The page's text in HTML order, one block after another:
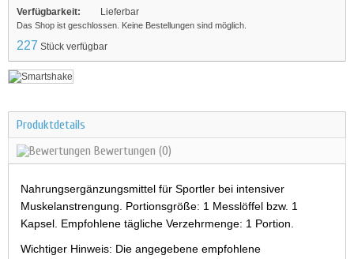
Verfügbarkeit: Lieferbar
Das Shop ist geschlossen. Keine Bestellungen sind möglich.
227 Stück verfügbar
Produktdetails
Bewertungen (0)
Nahrungsergänzungsmittel für Sportler bei intensiver
Muskelanstrengung. Portionsgröße: 1 Messlöffel bzw. 1
Kapsel. Empfohlene tägliche Verzehrmenge: 1 Portion.
Wichtiger Hinweis: Die angegebene empfohlene